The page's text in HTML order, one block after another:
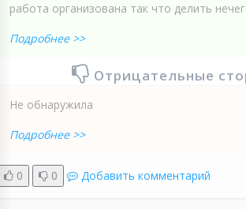
работа организована так что делить
Подробнее >>
Отрицательные
Не обнаружила
Подробнее >>
0 0 Добавить комментарий